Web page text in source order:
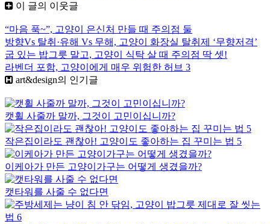
이 글의 이웃글
“마음 푹~”, 고양이 은신처 만들 때 주의점 둘
방향Vs 탈취·유해 Vs 무해, 고양이 화장실 탈취제 ‘무향저격’
굽 있는 밥그릇 말고, 고양이 식탁 살 때 주의점 딱 셋!
라벤더 포함, 고양이에게 매우 위험한 허브 3
art&design의 인기글
캣휠 사줄까 말까, 그것이 고민이십니까?
작은집이라도 괜찮아! 고양이도 좋아하는 집 꾸미는 법 5
이케아가 만든 고양이가구는 어떻게 생겼을까?
캣타워를 사줄 수 없다면